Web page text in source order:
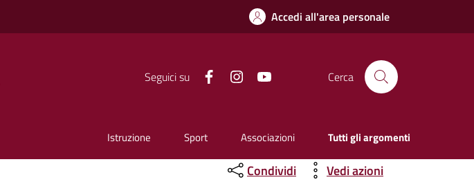
Accedi all'area personale
Seguici su Facebook Instagram Cerca
Istruzione Sport Associazioni Tutti gli argomenti
Condividi
Vedi azioni